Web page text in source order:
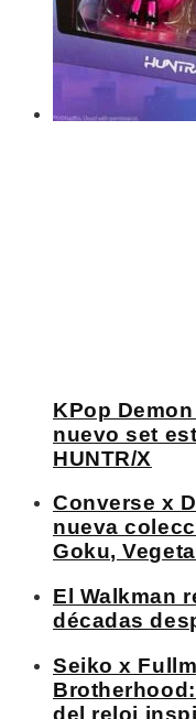
KPop
nuevo set
HUNTR/X
Converse x
nueva
Goku,
El Walkman
décadas
Seiko x
del reloj